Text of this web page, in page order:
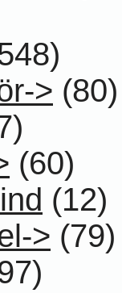
> (80)
(60)
(12)
> (79)